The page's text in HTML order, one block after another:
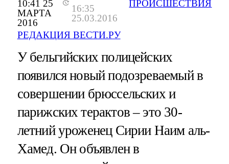
10:41 25
МАРТА
2016
16:35
25.03.2016
РЕДАКЦИЯ ВЕСТИ.РУ
ПРОИСШЕСТВИЯ
У бельгийских полицейских
появился новый подозреваемый в
совершении брюссельских и
парижских терактов – это 30-
летний уроженец Сирии Наим аль-
Хамед. Он объявлен в